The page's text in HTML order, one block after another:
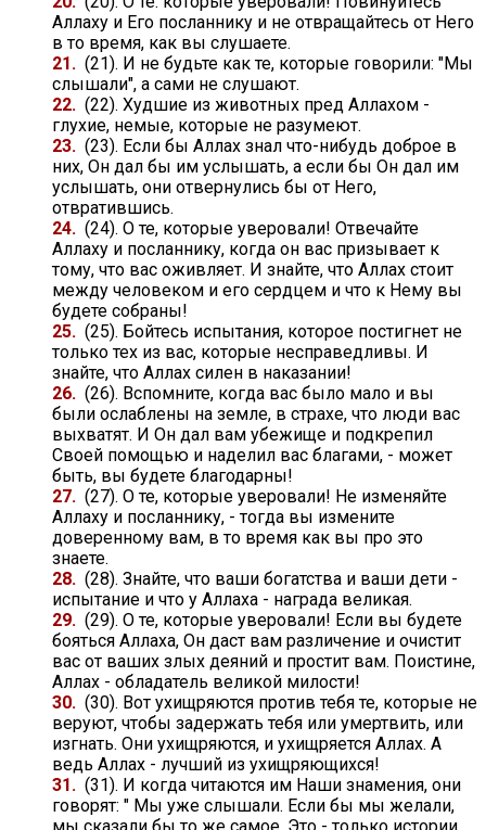
Аллаху и Его посланнику и не отвращайтесь от Него
в то время, как вы слушаете.
21. (21). И не будьте как те, которые говорили: "Мы
слышали", а сами не слушают.
22. (22). Худшие из животных пред Аллахом -
глухие, немые, которые не разумеют.
23. (23). Если бы Аллах знал что-нибудь доброе в
них, Он дал бы им услышать, а если бы Он дал им
услышать, они отвернулись бы от Него,
отвратившись.
24. (24). О те, которые уверовали! Отвечайте
Аллаху и посланнику, когда он вас призывает к
тому, что вас оживляет. И знайте, что Аллах стоит
между человеком и его сердцем и что к Нему вы
будете собраны!
25. (25). Бойтесь испытания, которое постигнет не
только тех из вас, которые несправедливы. И
знайте, что Аллах силен в наказании!
26. (26). Вспомните, когда вас было мало и вы
были ослаблены на земле, в страхе, что люди вас
выхватят. И Он дал вам убежище и подкрепил
Своей помощью и наделил вас благами, - может
быть, вы будете благодарны!
27. (27). О те, которые уверовали! Не изменяйте
Аллаху и посланнику, - тогда вы измените
доверенному вам, в то время как вы про это
знаете.
28. (28). Знайте, что ваши богатства и ваши дети -
испытание и что у Аллаха - награда великая.
29. (29). О те, которые уверовали! Если вы будете
бояться Аллаха, Он даст вам различение и очистит
вас от ваших злых деяний и простит вам. Поистине,
Аллах - обладатель великой милости!
30. (30). Вот ухищряются против тебя те, которые не
веруют, чтобы задержать тебя или умертвить, или
изгнать. Они ухищряются, и ухищряется Аллах. А
ведь Аллах - лучший из ухищряющихся!
31. (31). И когда читаются им Наши знамения, они
говорят: " Мы уже слышали. Если бы мы желали,